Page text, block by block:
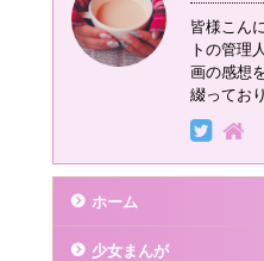
皆様こん
トの管理
画の感想
綴ってお
ホーム
少女まんが